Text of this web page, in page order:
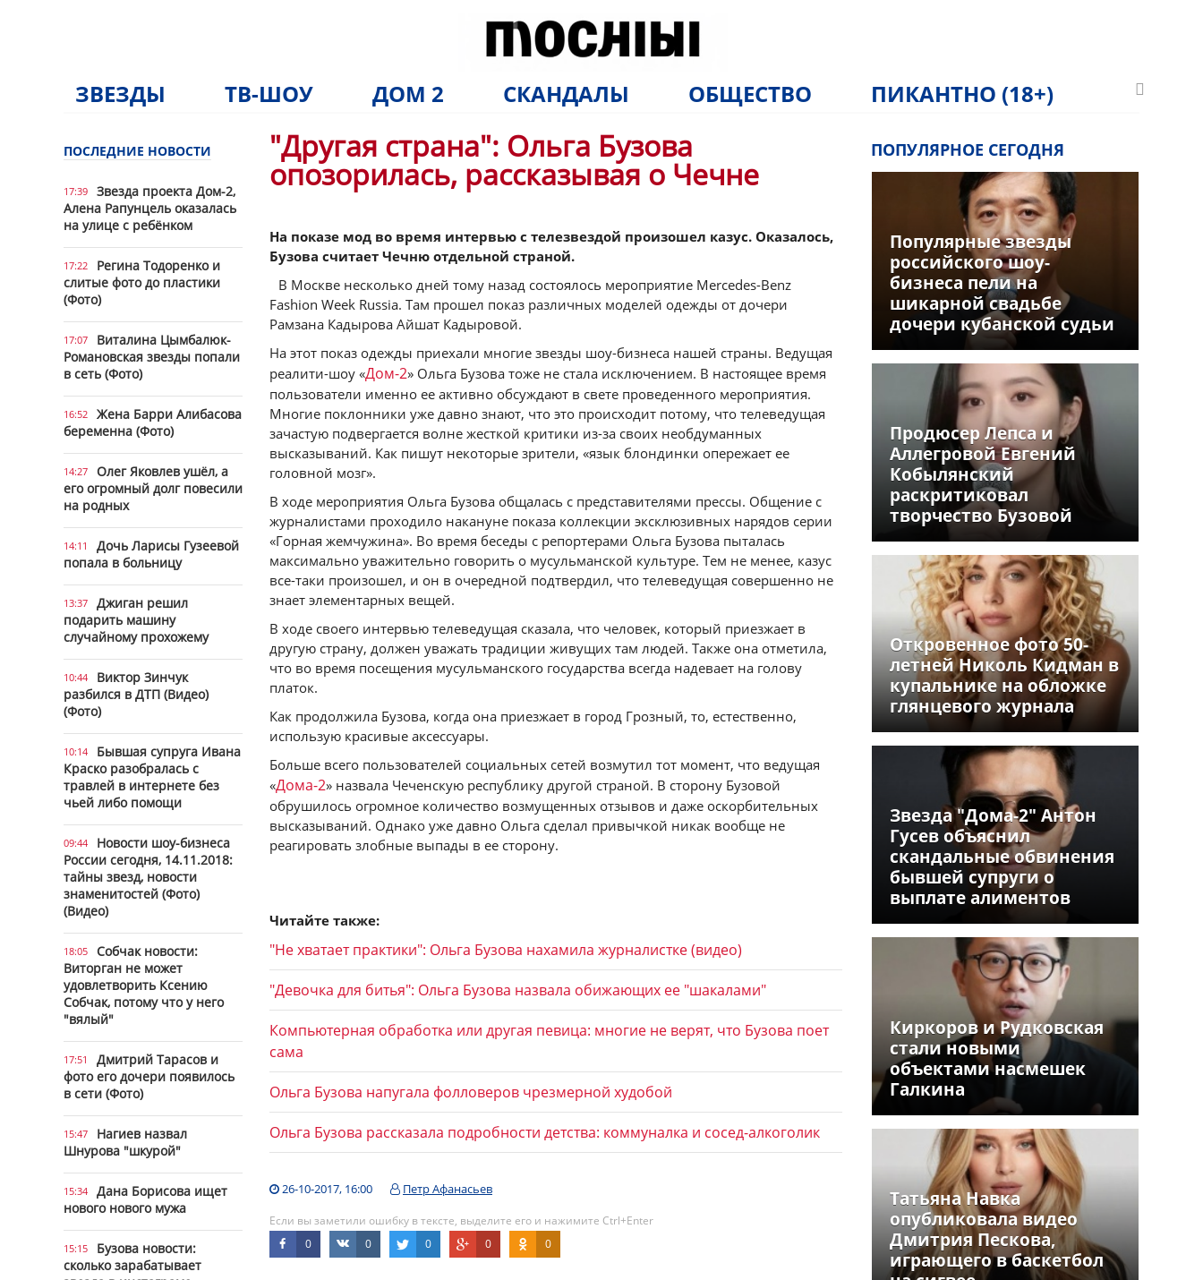
ЗВЕЗДЫ ТВ-ШОУ ДОМ 2 СКАНДАЛЫ ОБЩЕСТВО ПИКАНТНО (18+)
ПОСЛЕДНИЕ НОВОСТИ
17:39
Звезда проекта Дом-2,
Алена Рапунцель оказалась
на улице с ребёнком
17:22
Регина Тодоренко и
слитые фото до пластики
(Фото)
17:07
Виталина Цымбалюк-
Романовская звезды попали
в сеть (Фото)
16:52
Жена Барри Алибасова
беременна (Фото)
14:27
Олег Яковлев ушёл, а
его огромный долг повесили
на родных
14:11
Дочь Ларисы Гузеевой
попала в больницу
13:37
Джиган решил
подарить машину
случайному прохожему
10:44
Виктор Зинчук
разбился в ДТП (Видео)
(Фото)
10:14
Бывшая супруга Ивана
Краско разобралась с
травлей в интернете без
чьей либо помощи
09:44
Новости шоу-бизнеса
России сегодня, 14.11.2018:
тайны звезд, новости
знаменитостей (Фото)
(Видео)
18:05
Собчак новости:
Виторган не может
удовлетворить Ксению
Собчак, потому что у него
"вялый"
17:51
Дмитрий Тарасов и
фото его дочери появилось
в сети (Фото)
15:47
Нагиев назвал
Шнурова "шкурой"
15:34
Дана Борисова ищет
нового нового мужа
15:15
Бузова новости:
сколько зарабатывает
"Другая страна": Ольга Бузова
опозорилась, рассказывая о Чечне
На показе мод во время интервью с телезвездой произошел казус. Оказалось,
Бузова считает Чечню отдельной страной.
В Москве несколько дней тому назад состоялось мероприятие Mercedes-Benz
Fashion Week Russia. Там прошел показ различных моделей одежды от дочери
Рамзана Кадырова Айшат Кадыровой.
На этот показ одежды приехали многие звезды шоу-бизнеса нашей страны. Ведущая
реалити-шоу «Дом-2» Ольга Бузова тоже не стала исключением. В настоящее время
пользователи именно ее активно обсуждают в свете проведенного мероприятия.
Многие поклонники уже давно знают, что это происходит потому, что телеведущая
зачастую подвергается волне жесткой критики из-за своих необдуманных
высказываний. Как пишут некоторые зрители, «язык блондинки опережает ее
головной мозг».
В ходе мероприятия Ольга Бузова общалась с представителями прессы. Общение с
журналистами проходило накануне показа коллекции эксклюзивных нарядов серии
«Горная жемчужина». Во время беседы с репортерами Ольга Бузова пыталась
максимально уважительно говорить о мусульманской культуре. Тем не менее, казус
все-таки произошел, и он в очередной подтвердил, что телеведущая совершенно не
знает элементарных вещей.
В ходе своего интервью телеведущая сказала, что человек, который приезжает в
другую страну, должен уважать традиции живущих там людей. Также она отметила,
что во время посещения мусульманского государства всегда надевает на голову
платок.
Как продолжила Бузова, когда она приезжает в город Грозный, то, естественно,
использую красивые аксессуары.
Больше всего пользователей социальных сетей возмутил тот момент, что ведущая
«Дома-2» назвала Чеченскую республику другой страной. В сторону Бузовой
обрушилось огромное количество возмущенных отзывов и даже оскорбительных
высказываний. Однако уже давно Ольга сделал привычкой никак вообще не
реагировать злобные выпады в ее сторону.
Читайте также:
"Не хватает практики": Ольга Бузова нахамила журналистке (видео)
"Девочка для битья": Ольга Бузова назвала обижающих ее "шакалами"
Компьютерная обработка или другая певица: многие не верят, что Бузова поет
сама
Ольга Бузова напугала фолловеров чрезмерной худобой
Ольга Бузова рассказала подробности детства: коммуналка и сосед-алкоголик
26-10-2017, 16:00 Петр Афанасьев
Если вы заметили ошибку в тексте, выделите его и нажимите Ctrl+Enter
0
0 0 0 0
ПОПУЛЯРНОЕ СЕГОДНЯ
Популярные звезды
российского шоу-
бизнеса пели на
шикарной свадьбе
дочери кубанской судьи
Продюсер Лепса и
Аллегровой Евгений
Кобылянский
раскритиковал
творчество Бузовой
Откровенное фото 50-
летней Николь Кидман в
купальнике на обложке
глянцевого журнала
Звезда "Дома-2" Антон
Гусев объяснил
скандальные обвинения
бывшей супруги о
выплате алиментов
Киркоров и Рудковская
стали новыми
объектами насмешек
Галкина
Татьяна Навка
опубликовала видео
Дмитрия Пескова,
играющего в баскетбол